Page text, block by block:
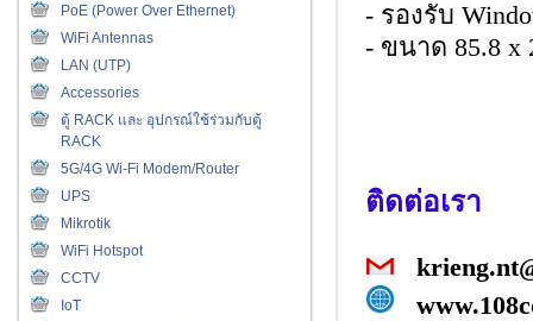
PoE (Power Over Ethernet)
WiFi Antennas
LAN (UTP)
Accessories
ตู้ RACK และ อุปกรณ์ใช้ร่วมกับตู้
RACK
5G/4G Wi-Fi Modem/Router
UPS
Mikrotik
WiFi Hotspot
CCTV
IoT
- รองรับ
- ขนาด 85.8 x
ติดต่อเรา